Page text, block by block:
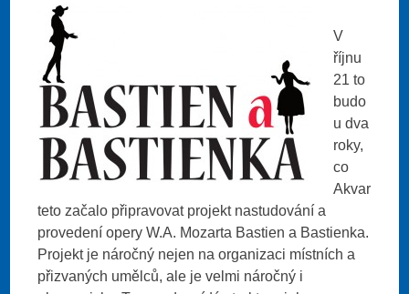
V
říjnu
21 to
budo
u dva
roky,
co
Akvar
teto začalo připravovat projekt nastudování a
provedení opery W.A. Mozarta Bastien a Bastienka.
Projekt je náročný nejen na organizaci místních a
přizvaných umělců, ale je velmi náročný i